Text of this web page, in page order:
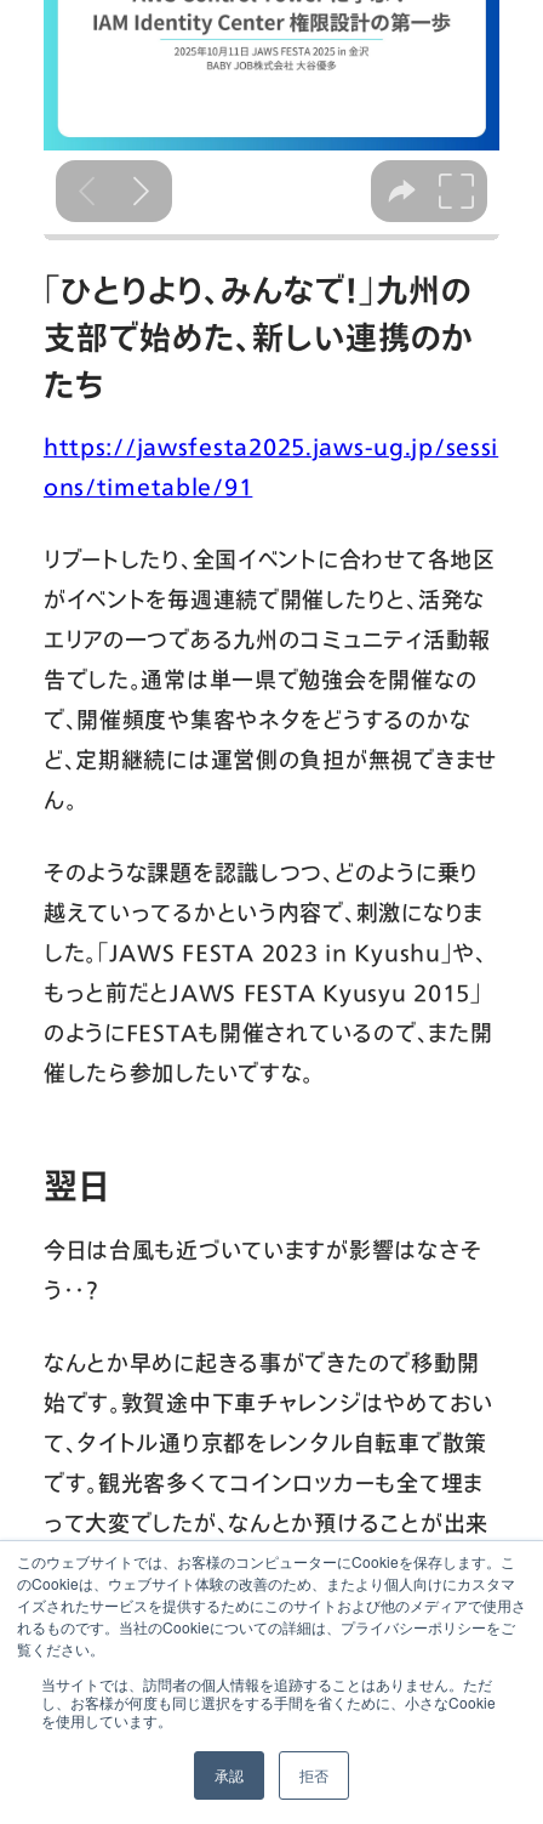
このウェブサイトでは、お客様のコンピューターにCookieを保存します。こ
のCookieは、ウェブサイト体験の改善のため、またより個人向けにカスタマ
イズされたサービスを提供するためにこのサイトおよび他のメディアで使用さ
れるものです。当社のCookieについての詳細は、プライバシーポリシーをご
覧ください。
当サイトでは、訪問者の個人情報を追跡することはありません。ただ
し、お客様が何度も同じ選択をする手間を省くために、小さなCookie
を使用しています。
承認 拒否
「ひとりより、みんなで！」九州の
支部で始めた、新しい連携のか
たち
https://jawsfesta2025.jaws-ug.jp/sessi
ons/timetable/91
リブートしたり、全国イベントに合わせて各地区
がイベントを毎週連続で開催したりと、活発な
エリアの一つである九州のコミュニティ活動報
告でした。通常は単一県で勉強会を開催なの
で、開催頻度や集客やネタをどうするのかな
ど、定期継続には運営側の負担が無視できませ
ん。
そのような課題を認識しつつ、どのように乗り
越えていってるかという内容で、刺激になりま
した。「JAWS FESTA 2023 in Kyushu」や、
もっと前だとJAWS FESTA Kyusyu 2015」
のようにFESTAも開催されているので、また開
催したら参加したいですな。
翌日
今日は台風も近づいていますが影響はなさそ
う・・？
なんとか早めに起きる事ができたので移動開
始です。敦賀途中下車チャレンジはやめておい
て、タイトル通り京都をレンタル自転車で散策
です。観光客多くてコインロッカーも全て埋ま
って大変でしたが、なんとか預けることが出来
て身軽に移動できました。